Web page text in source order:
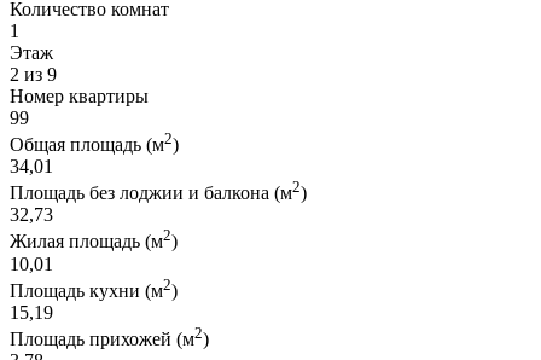
Количество комнат
1
Этаж
2 из 9
Номер квартиры
99
Общая площадь (м2)
34,01
Площадь без лоджии и балкона (м2)
32,73
Жилая площадь (м2)
10,01
Площадь кухни (м2)
15,19
Площадь прихожей (м2)